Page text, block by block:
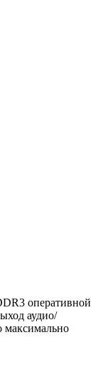
оперативной
аудио/
максимально